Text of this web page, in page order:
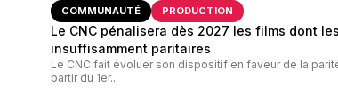
COMMUNAUTÉ PRODUCTION
Le CNC pénalisera dès 2027 les films dont
insuffisamment paritaires
Le CNC fait évoluer son dispositif en faveur de la
partir du 1er...